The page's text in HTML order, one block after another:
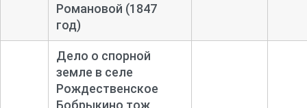
Романовой (1847
год)
Дело о спорной
земле в селе
Рождественское
Бобрыкино тож